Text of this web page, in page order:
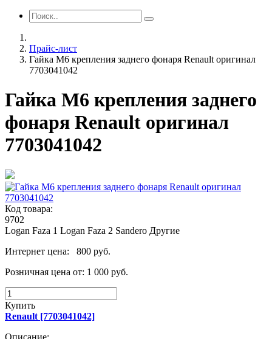
Прайс-лист
Гайка М6 крепления заднего фонаря Renault оригинал
7703041042
Гайка М6 крепления заднего
фонаря Renault оригинал
7703041042
Код товара:
9702
Logan Faza 1 Logan Faza 2 Sandero Другие
Интернет цена: 800 руб.
Розничная цена от: 1 000 руб.
Купить
Renault [7703041042]
Описание: